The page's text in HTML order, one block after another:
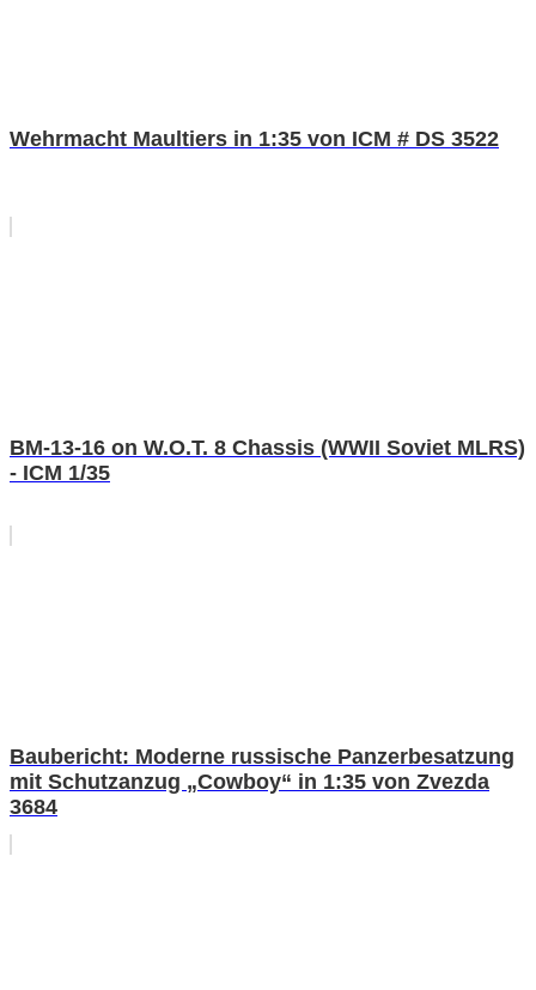
Wehrmacht Maultiers in 1:35 von ICM # DS 3522
BM-13-16 on W.O.T. 8 Chassis (WWII Soviet MLRS)
- ICM 1/35
Baubericht: Moderne russische Panzerbesatzung
mit Schutzanzug „Cowboy“ in 1:35 von Zvezda
3684